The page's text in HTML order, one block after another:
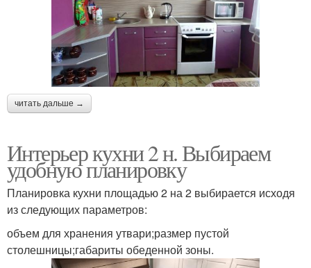
читать дальше →
Интерьер кухни 2 н. Выбираем
удобную планировку
Планировка кухни площадью 2 на 2 выбирается исходя
из следующих параметров:
объем для хранения утвари;размер пустой
столешницы;габариты обеденной зоны.